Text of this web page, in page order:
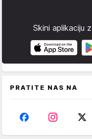
Skini aplikaciju
PRATITE NAS NA